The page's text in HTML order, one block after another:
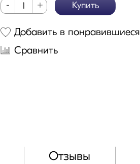
- + Купить
Добавить в понравившиеся
Сравнить
Отзывы